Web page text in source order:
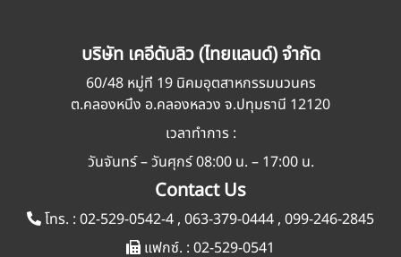
บริษัท เคอีดับลิว (ไทยแลนด์) จำกัด
60/48 หมู่ที่ 19 นิคมอุตสาหกรรมนวนคร
ต.คลองหนึ่ง อ.คลองหลวง จ.ปทุมธานี 12120
เวลาทำการ :
วันจันทร์ – วันศุกร์ 08:00 น. – 17:00 น.
Contact Us
โทร. : 02-529-0542-4, 063-379-0444, 099-246-2845
แฟกซ์. : 02-529-0541